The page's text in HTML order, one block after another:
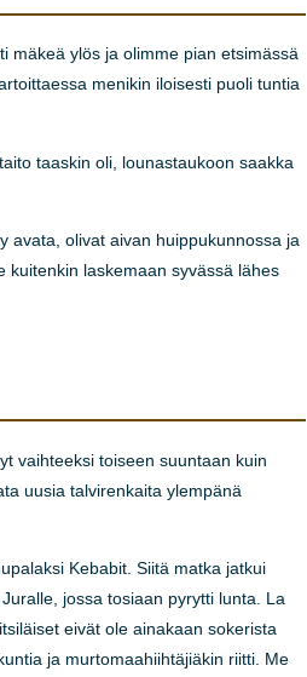
mäkeä ylös ja olimme pian etsimässä
menikin iloisesti puoli tuntia
taaskin oli, lounastaukoon saakka
avata, olivat aivan huippukunnossa ja
kuitenkin laskemaan syvässä lähes
vaihteeksi toiseen suuntaan kuin
uusia talvirenkaita ylempänä
Kebabit. Siitä matka jatkui
jossa tosiaan pyrytti lunta. La
eivät ole ainakaan sokerista
ja murtomaahiihtäjiäkin riitti. Me